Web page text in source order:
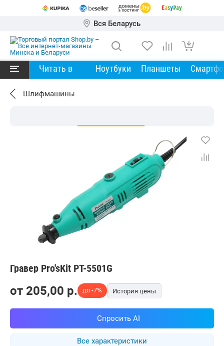
Вся Беларусь
Читать в Ноутбуки Планшеты
Шлифмашины
Гравер Pro'sKit PT-5501G
Все характеристики
от 205,00 p. до -7% История цены
Спросить AI